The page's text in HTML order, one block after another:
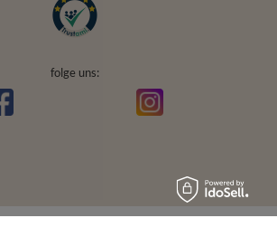
folge uns: